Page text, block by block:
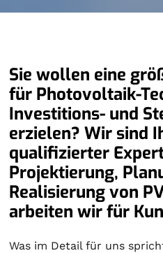
Sie wollen eine
für Photovoltaik-
Investitions- und
erzielen? Wir sind
qualifizierter
Projektierung,
Realisierung von
arbeiten wir für
Was im Detail für uns